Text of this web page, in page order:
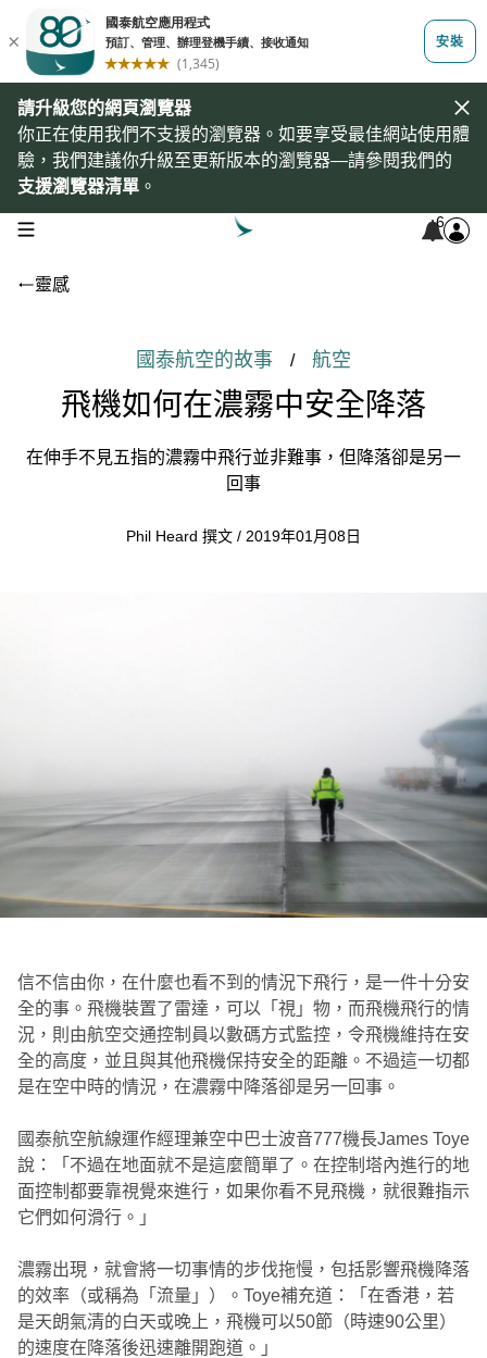
請升級您的網頁瀏覽器
你正在使用我們不支援的瀏覽器。如要享受最佳網站使用體
驗，我們建議你升級至更新版本的瀏覽器—請參閱我們的
支援瀏覽器清單 。
open navigation menu 6
靈感
國泰航空的故事 / 航空
飛機如何在濃霧中安全降落
在伸手不見五指的濃霧中飛行並非難事，但降落卻是另一
回事
Phil Heard 撰文 / 2019年01月08日
信不信由你，在什麼也看不到的情況下飛行，是一件十分安
全的事。飛機裝置了雷達，可以「視」物，而飛機飛行的情
況，則由航空交通控制員以數碼方式監控，令飛機維持在安
全的高度，並且與其他飛機保持安全的距離。不過這一切都
是在空中時的情況，在濃霧中降落卻是另一回事。
國泰航空航線運作經理兼空中巴士波音777機長James Toye
說：「不過在地面就不是這麼簡單了。在控制塔內進行的地
面控制都要靠視覺來進行，如果你看不見飛機，就很難指示
它們如何滑行。」
濃霧出現，就會將一切事情的步伐拖慢，包括影響飛機降落
的效率（或稱為「流量」）。Toye補充道：「在香港，若
是天朗氣清的白天或晚上，飛機可以50節（時速90公里）
的速度在降落後迅速離開跑道。」